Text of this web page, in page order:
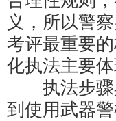
义，所以警
考评最重要
化执法主要体
执法步骤
到使用武器